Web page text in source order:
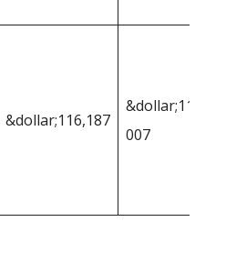
&dollar;116,187
&dollar;112
007